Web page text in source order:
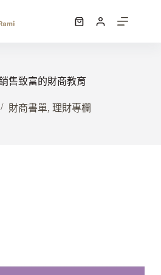
售致富的財商教育
財商書單, 理財專欄